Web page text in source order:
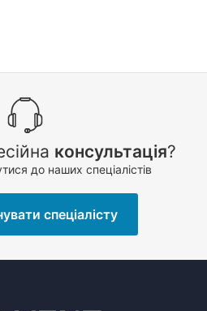
консультація?
до наших спеціалістів
спеціалісту